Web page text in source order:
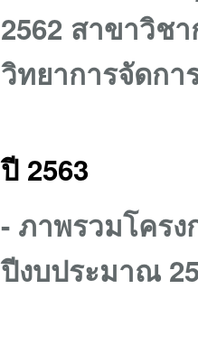
2562 สาขาวิช
วิทยาการจัดก
ปี 2563
- ภาพรวมโครง
ปีงบประมาณ